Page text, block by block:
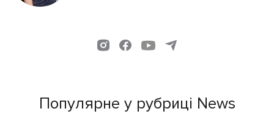
Популярне у рубриці News